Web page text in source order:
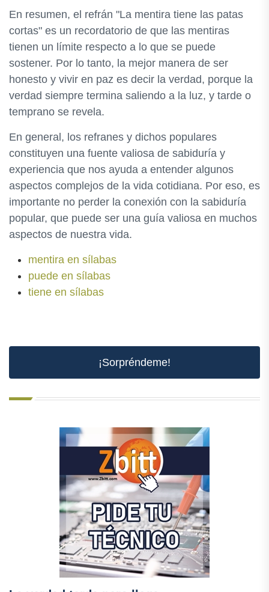
En resumen, el refrán "La mentira tiene las patas
cortas" es un recordatorio de que las mentiras
tienen un límite respecto a lo que se puede
sostener. Por lo tanto, la mejor manera de ser
honesto y vivir en paz es decir la verdad, porque la
verdad siempre termina saliendo a la luz, y tarde o
temprano se revela.
En general, los refranes y dichos populares
constituyen una fuente valiosa de sabiduría y
experiencia que nos ayuda a entender algunos
aspectos complejos de la vida cotidiana. Por eso, es
importante no perder la conexión con la sabiduría
popular, que puede ser una guía valiosa en muchos
aspectos de nuestra vida.
mentira en sílabas
puede en sílabas
tiene en sílabas
¡Sorpréndeme!